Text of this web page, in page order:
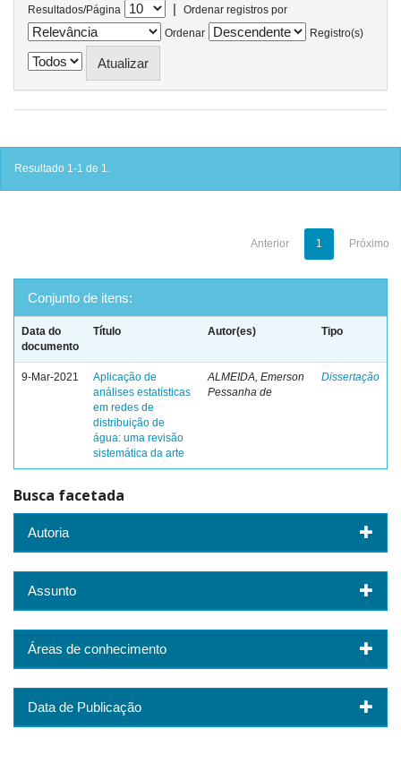
Resultados/Página |
Ordenar registros por
Ordenar
Registro(s)
Resultado 1-1 de 1.
Anterior 1 Próximo
Conjunto de itens:
Data do
documento
Título Autor(es) Tipo
9-Mar-2021
Aplicação de
análises estatísticas
em redes de
distribuição de
água: uma revisão
sistemática da arte
ALMEIDA, Emerson
Pessanha de
Dissertação
Busca facetada
Autoria
Assunto
Áreas de conhecimento
Data de Publicação